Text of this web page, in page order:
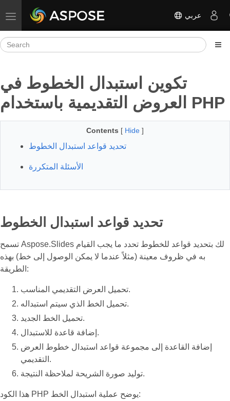
Toggle navigation عربي
تكوين استبدال الخطوط في
العروض التقديمية باستخدام PHP
Contents [ Hide ]
تحديد قواعد استبدال الخطوط
الأسئلة المتكررة
تحديد قواعد استبدال الخطوط
تسمح Aspose.Slides لك بتحديد قواعد للخطوط تحدد ما يجب القيام
به في ظروف معينة (مثلاً عندما لا يمكن الوصول إلى خط) بهذه
الطريقة:
تحميل العرض التقديمي المناسب.
تحميل الخط الذي سيتم استبداله.
تحميل الخط الجديد.
إضافة قاعدة للاستبدال.
إضافة القاعدة إلى مجموعة قواعد استبدال خطوط العرض
التقديمي.
توليد صورة الشريحة لملاحظة النتيجة.
هذا الكود PHP يوضح عملية استبدال الخط: